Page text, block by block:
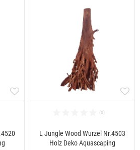
L Jungle Wood Wurzel Nr.4503
Holz Deko Aquascaping